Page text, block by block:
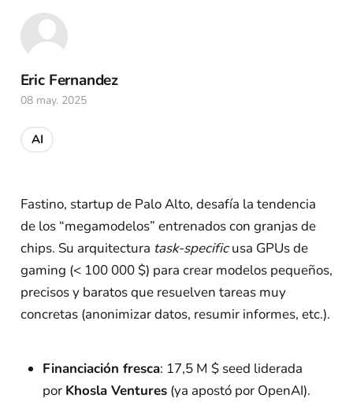
Fastino, startup de Palo Alto, desafía la tendencia
de los “megamodelos” entrenados con granjas de
chips. Su arquitectura task-specificusa GPUs de
gaming (< 100 000 $) para crear modelos pequeños,
precisos y baratos que resuelven tareas muy
concretas (anonimizar datos, resumir informes, etc.).
Financiación fresca: 17,5 M $ seed liderada
por Khosla Ventures(ya apostó por OpenAI).
Eric Fernandez
08 may. 2025
AI